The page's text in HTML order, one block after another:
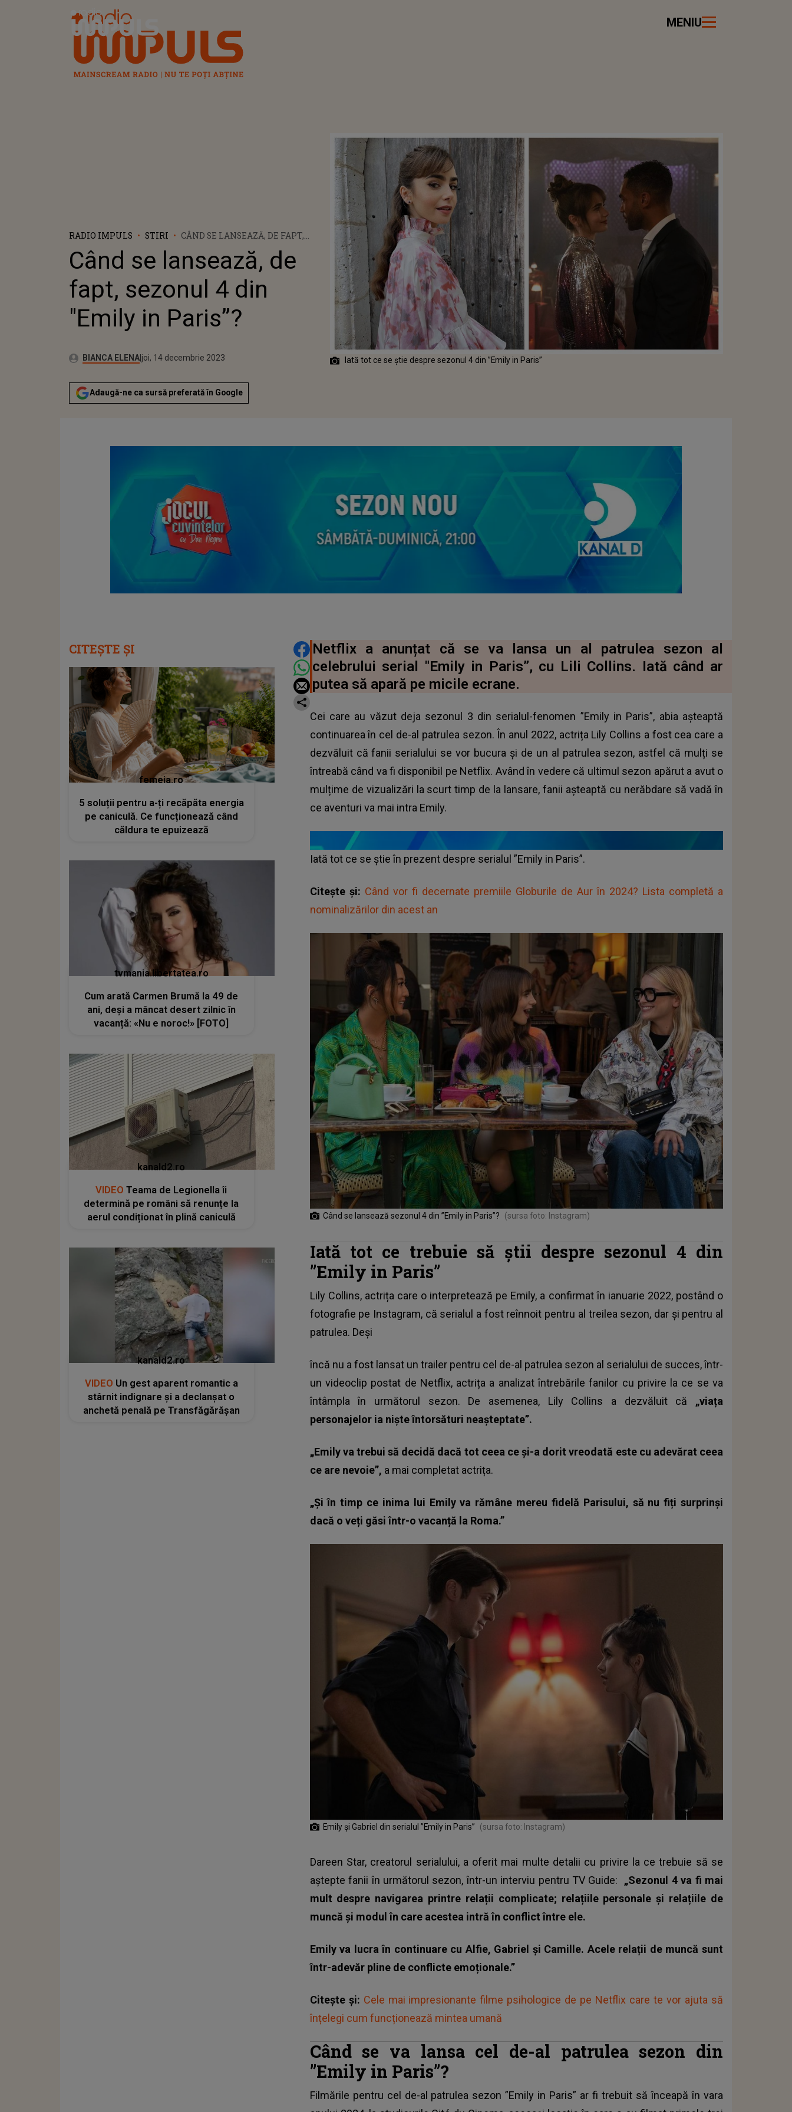
Radio Impuls MENIU
RADIO IMPULS STIRI
CÂND SE LANSEAZĂ, DE FAPT,
Când se lansează, de
fapt, sezonul 4 din
"Emily in Paris”?
Autor:BIANCA ELENA Publicat:
joi, 14 decembrie 2023
Adaugă-ne ca sursă preferată în Google
Iată tot ce se știe despre sezonul 4 din ”Emily in Paris”
DISTRIBUIE ARTICOLUL
Netflix a anunțat că se va lansa un al patrulea sezon al
celebrului serial "Emily in Paris”, cu Lili Collins. Iată când ar
putea să apară pe micile ecrane.
Cei care au văzut deja sezonul 3 din serialul-fenomen ”Emily in Paris”, abia așteaptă
continuarea în cel de-al patrulea sezon. În anul 2022, actrița Lily Collins a fost cea care a
dezvăluit că fanii serialului se vor bucura și de un al patrulea sezon, astfel că mulți se
întreabă când va fi disponibil pe Netflix. Având în vedere că ultimul sezon apărut a avut o
mulțime de vizualizări la scurt timp de la lansare, fanii așteaptă cu nerăbdare să vadă în
ce aventuri va mai intra Emily.
Iată tot ce se știe în prezent despre serialul ”Emily in Paris”.
Citește și: Când vor fi decernate premiile Globurile de Aur în 2024? Lista completă a
nominalizărilor din acest an
Când se lansează sezonul 4 din ”Emily in Paris”? (sursa foto: Instagram)
Iată tot ce trebuie să știi despre sezonul 4 din
”Emily in Paris”
Lily Collins, actrița care o interpretează pe Emily, a confirmat în ianuarie 2022, postând o
fotografie pe Instagram, că serialul a fost reînnoit pentru al treilea sezon, dar și pentru al
patrulea. Deși
încă nu a fost lansat un trailer pentru cel de-al patrulea sezon al serialului de succes, într-
un videoclip postat de Netflix, actrița a analizat întrebările fanilor cu privire la ce se va
întâmpla în următorul sezon. De asemenea, Lily Collins a dezvăluit că „viața
personajelor ia niște întorsături neașteptate”.
„Emily va trebui să decidă dacă tot ceea ce și-a dorit vreodată este cu adevărat ceea
ce are nevoie”, a mai completat actrița.
„Și în timp ce inima lui Emily va rămâne mereu fidelă Parisului, să nu fiți surprinși
dacă o veți găsi într-o vacanță la Roma.”
Emily și Gabriel din serialul ”Emily in Paris” (sursa foto: Instagram)
Dareen Star, creatorul serialului, a oferit mai multe detalii cu privire la ce trebuie să se
aștepte fanii în următorul sezon, într-un interviu pentru TV Guide:
„Sezonul 4 va fi mai
mult despre navigarea printre relații complicate; relațiile personale și relațiile de
muncă și modul în care acestea intră în conflict între ele.
Emily va lucra în continuare cu Alfie, Gabriel și Camille. Acele relații de muncă sunt
într-adevăr pline de conflicte emoționale.”
Citește și: Cele mai impresionante filme psihologice de pe Netflix care te vor ajuta să
înțelegi cum funcționează mintea umană
Când se va lansa cel de-al patrulea sezon din
”Emily in Paris”?
Filmările pentru cel de-al patrulea sezon”Emily in Paris” ar fi trebuit să înceapă în vara
CITEȘTE ȘI
femeia.ro
5 soluții pentru a-ți recăpăta energia
pe caniculă. Ce funcționează când
căldura te epuizează
tvmania.libertatea.ro
Cum arată Carmen Brumă la 49 de
ani, deși a mâncat desert zilnic în
vacanță: «Nu e noroc!» [FOTO]
kanald2.ro
VIDEO Teama de Legionella îi
determină pe români să renunțe la
aerul condiționat în plină caniculă
kanald2.ro
VIDEO Un gest aparent romantic a
stârnit indignare și a declanșat o
anchetă penală pe Transfăgărășan